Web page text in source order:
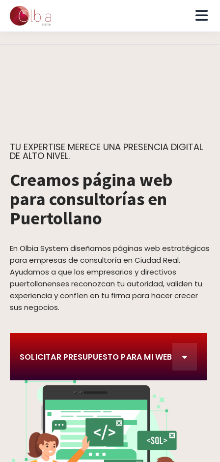
TU EXPERTISE MERECE UNA PRESENCIA DIGITAL
DE ALTO NIVEL.
Creamos página web
para consultorías en
Puertollano
En Olbia System diseñamos páginas web estratégicas
para empresas de consultoría en Ciudad Real.
Ayudamos a que los empresarios y directivos
puertollanenses reconozcan tu autoridad, validen tu
experiencia y confíen en tu firma para hacer crecer
sus negocios.
SOLICITAR PRESUPUESTO PARA MI WEB